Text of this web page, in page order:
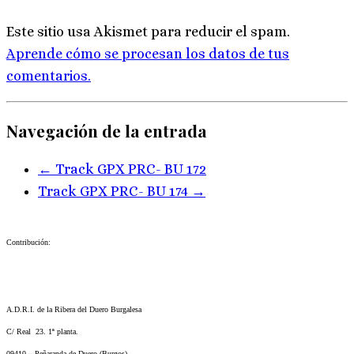
Este sitio usa Akismet para reducir el spam.
Aprende cómo se procesan los datos de tus
comentarios.
Navegación de la entrada
← Track GPX PRC- BU 172
Track GPX PRC- BU 174 →
Contribución:
A.D.R.I. de la Ribera del Duero Burgalesa
C/ Real 23. 1ª planta.